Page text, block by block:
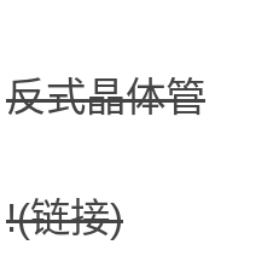
反式晶体管
!(链接)